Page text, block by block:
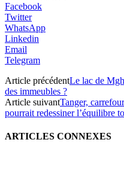
Facebook
Twitter
WhatsApp
Linkedin
Email
Telegram
Article précédentLe lac de
des immeubles ?
Article suivantTanger,
pourrait redessiner l’équilibre
ARTICLES CONNEXES